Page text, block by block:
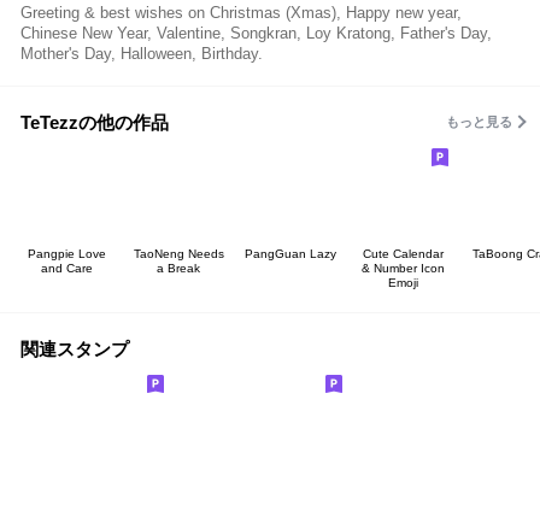
Greeting & best wishes on Christmas (Xmas), Happy new year,
Chinese New Year, Valentine, Songkran, Loy Kratong, Father's Day,
Mother's Day, Halloween, Birthday.
TeTezzの他の作品 もっと見る
Pangpie Love
and Care
TaoNeng Needs
a Break
PangGuan Lazy
Cute Calendar
& Number Icon
Emoji
TaBoong
関連スタンプ